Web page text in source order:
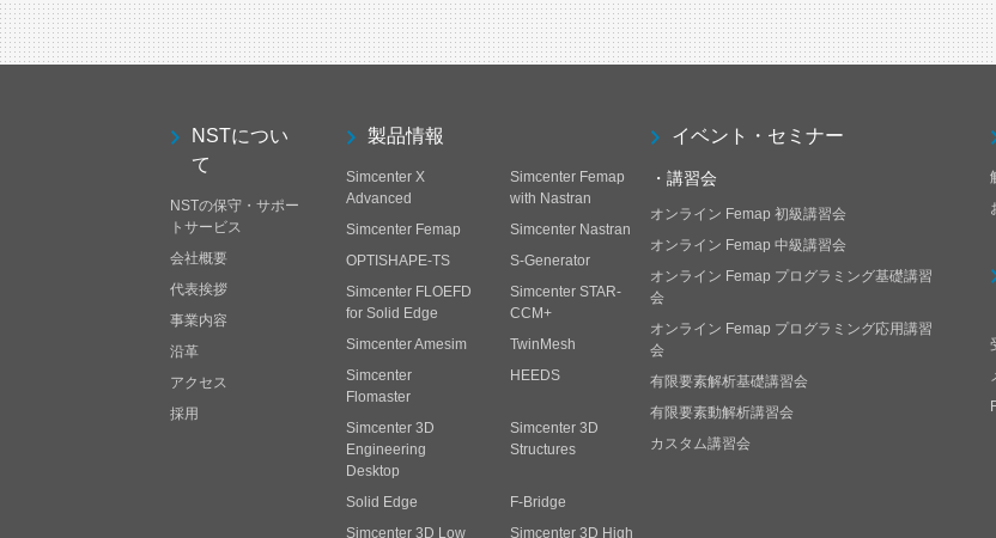
NSTについ
て
NSTの保守・サポー
トサービス
会社概要
代表挨拶
事業内容
沿革
アクセス
採用
製品情報
Simcenter X
Advanced
Simcenter Femap
with Nastran
Simcenter Femap
Simcenter Nastran
OPTISHAPE-TS
S-Generator
Simcenter FLOEFD
for Solid Edge
Simcenter STAR-
CCM+
Simcenter Amesim
TwinMesh
Simcenter
Flomaster
HEEDS
Simcenter 3D
Engineering
Desktop
Simcenter 3D
Structures
Solid Edge
F-Bridge
Simcenter 3D Low
Simcenter 3D High
イベント・セミナー
・講習会
オンライン Femap 初級講習会
オンライン Femap 中級講習会
オンライン Femap プログラミング基礎講習
会
オンライン Femap プログラミング応用講習
会
有限要素解析基礎講習会
有限要素動解析講習会
カスタム講習会